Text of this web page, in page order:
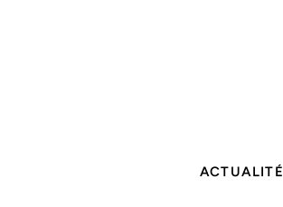
ACTUALITÉ